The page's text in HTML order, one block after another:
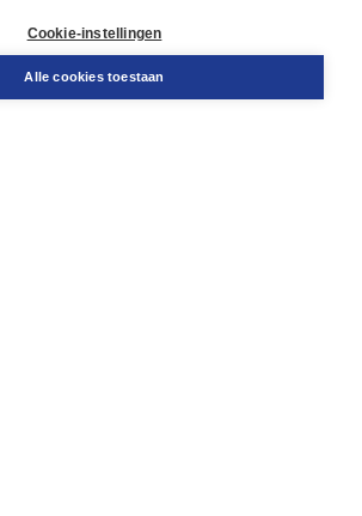
Cookie-instellingen
Alle cookies toestaan